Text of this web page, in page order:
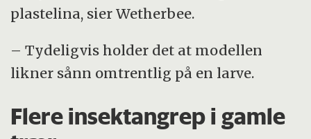
plastelina, sier Wetherbee.
– Tydeligvis holder det at modellen
likner sånn omtrentlig på en larve.
Flere insektangrep i gamle